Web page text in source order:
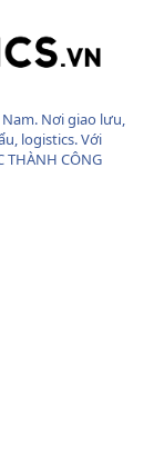
Nơi giao lưu,
logistics. Với
THÀNH CÔNG